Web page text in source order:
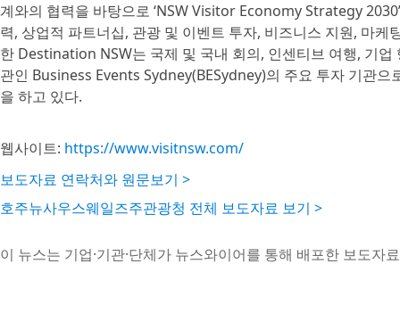
계와의 협력을 바탕으로 ‘NSW Visitor Economy Strategy
력, 상업적 파트너십, 관광 및 이벤트 투자, 비즈니스 지원, 마
한 Destination NSW는 국제 및 국내 회의, 인센티브 여행, 기
관인 Business Events Sydney(BESydney)의 주요 투자 기관
을 하고 있다.
웹사이트: https://www.visitnsw.com/
보도자료 연락처와 원문보기 >
호주뉴사우스웨일즈주관광청 전체 보도자료 보기 >
이 뉴스는 기업·기관·단체가 뉴스와이어를 통해 배포한 보도자